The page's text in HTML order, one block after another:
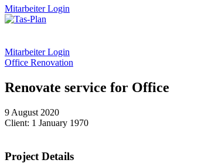
Mitarbeiter Login
Mitarbeiter Login
Office Renovation
Renovate service for Office
9 August 2020
Client: 1 January 1970
Project Details